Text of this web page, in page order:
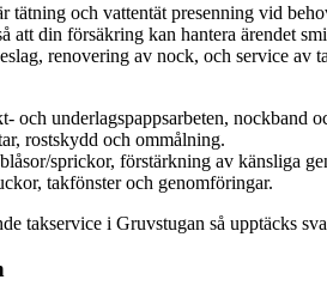
tätning och vattentät presenning vid
att din försäkring kan hantera ärendet
renovering av nock, och service av
och underlagspappsarbeten, nockband
rostskydd och ommålning.
sprickor, förstärkning av känsliga
takfönster och genomföringar.
takservice i Gruvstugan så upptäcks